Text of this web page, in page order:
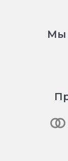
Мы